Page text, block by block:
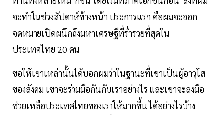
จะทำในช่วงสัปดาห์ข้างหน้า ประการแรก คือผมจะออก
จดหมายเปิดผนึกถึงมหาเศรษฐีที่ร่ำรวยที่สุดใน
ประเทศไทย 20 คน
ขอให้เขาเหล่านั้นได้บอกผมว่าในฐานะที่เขาเป็นผู้อาวุโส
ของสังคม เขาจะร่วมมือกันกับเราอย่างไร และเขาจะลงมือ
ช่วยเหลือประเทศไทยของเราให้มากขึ้น ได้อย่างไรบ้าง